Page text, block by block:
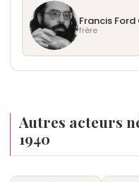
Francis
frère
Autres acteurs
1940